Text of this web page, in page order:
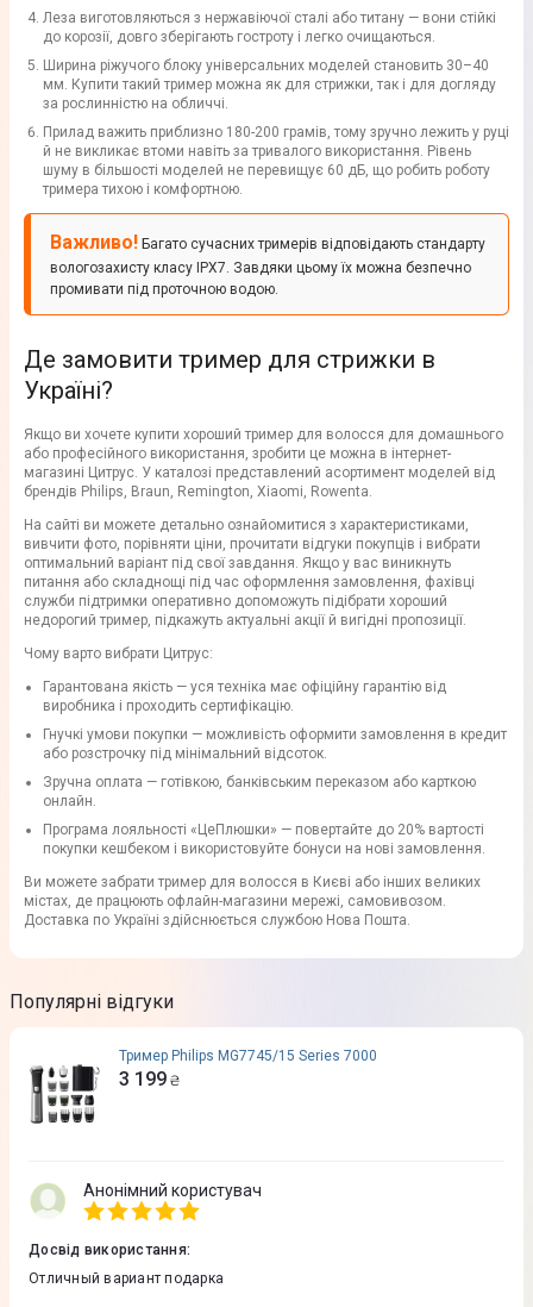
Леза виготовляються з нержавіючої сталі або титану — вони стійкі
до корозії, довго зберігають гостроту і легко очищаються.
Ширина ріжучого блоку універсальних моделей становить 30–40
мм. Купити такий тример можна як для стрижки, так і для догляду
за рослинністю на обличчі.
Прилад важить приблизно 180-200 грамів, тому зручно лежить у руці
й не викликає втоми навіть за тривалого використання. Рівень
шуму в більшості моделей не перевищує 60 дБ, що робить роботу
тримера тихою і комфортною.
Важливо! Багато сучасних тримерів відповідають стандарту
вологозахисту класу IPX7. Завдяки цьому їх можна безпечно
промивати під проточною водою.
Де замовити тример для стрижки в
Україні?
Якщо ви хочете купити хороший тример для волосся для домашнього
або професійного використання, зробити це можна в інтернет-
магазині Цитрус. У каталозі представлений асортимент моделей від
брендів Philips, Braun, Remington, Xiaomi, Rowenta.
На сайті ви можете детально ознайомитися з характеристиками,
вивчити фото, порівняти ціни, прочитати відгуки покупців і вибрати
оптимальний варіант під свої завдання. Якщо у вас виникнуть
питання або складнощі під час оформлення замовлення, фахівці
служби підтримки оперативно допоможуть підібрати хороший
недорогий тример, підкажуть актуальні акції й вигідні пропозиції.
Чому варто вибрати Цитрус:
Гарантована якість — уся техніка має офіційну гарантію від
виробника і проходить сертифікацію.
Гнучкі умови покупки — можливість оформити замовлення в кредит
або розстрочку під мінімальний відсоток.
Зручна оплата — готівкою, банківським переказом або карткою
онлайн.
Програма лояльності «ЦеПлюшки» — повертайте до 20% вартості
покупки кешбеком і використовуйте бонуси на нові замовлення.
Ви можете забрати тример для волосся в Києві або інших великих
містах, де працюють офлайн-магазини мережі, самовивозом.
Доставка по Україні здійснюється службою Нова Пошта.
Популярні відгуки
Тример Philips MG7745/15 Series 7000
3 199 ₴
Анонімний користувач
Досвід використання:
Отличный вариант подарка